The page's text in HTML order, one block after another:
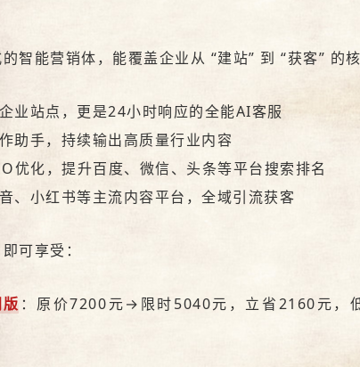
智能营销体，能覆盖企业从 “建站” 到 “获客” 的核
业站点 ，更是24小时响应的全能AI客服
助手，持续输出高质量行业内容
优化，提升百度、微信、头条等平台搜索排名
、小红书等主流内容平台，全域引流获客
可享受：
：原价7200元→限时5040元，立省2160元，